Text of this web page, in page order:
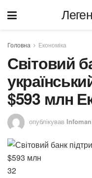
Головна Економіка
Світовий
$593 млн
опублікував
32